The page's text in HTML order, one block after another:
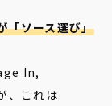
「ソース選び」
In,
、これは